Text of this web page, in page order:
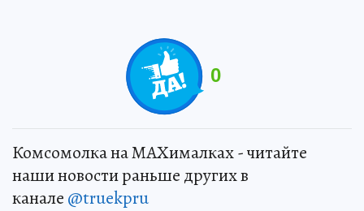
0
Комсомолка на MAXималках - читайте
наши новости раньше других в
канале @truekpru